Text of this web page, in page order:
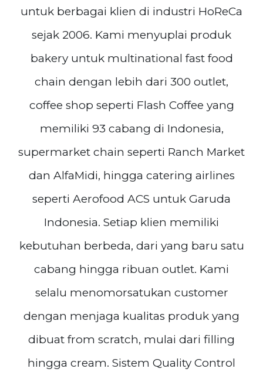
untuk berbagai klien di industri HoReCa
sejak 2006. Kami menyuplai produk
bakery untuk multinational fast food
chain dengan lebih dari 300 outlet,
coffee shop seperti Flash Coffee yang
memiliki 93 cabang di Indonesia,
supermarket chain seperti Ranch Market
dan AlfaMidi, hingga catering airlines
seperti Aerofood ACS untuk Garuda
Indonesia. Setiap klien memiliki
kebutuhan berbeda, dari yang baru satu
cabang hingga ribuan outlet. Kami
selalu menomorsatukan customer
dengan menjaga kualitas produk yang
dibuat from scratch, mulai dari filling
hingga cream. Sistem Quality Control